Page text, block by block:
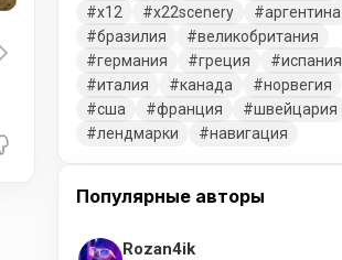
x12
x22scenery
аргентина
бразилия
великобритания
германия
греция
испания
италия
канада норвегия
сша
франция
швейцария
лендмарки
навигация
Популярные авторы
Rozan4ik